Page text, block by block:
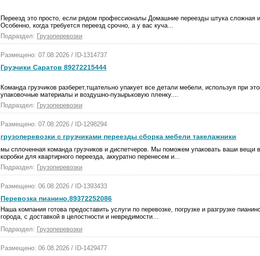
Переезд это просто, если рядом профессионалы Домашние переезды штука сложная
Особенно, когда требуется переезд срочно, а у вас куча...
Подраздел: Грузоперевозки
Размещено: 07.08.2026 / ID-1314737
Грузчики Саратов 89272215444
Команда грузчиков разберет,тщательно упакует все детали мебели, используя при
упаковочные материалы и воздушно-пузырьковую пленку....
Подраздел: Грузоперевозки
Размещено: 07.08.2026 / ID-1298294
грузоперевозки с грузчиками переезды сборка мебели такелажники
мы сплоченная команда грузчиков и диспетчеров. Мы поможем упаковать ваши вещи
коробки для квартирного переезда, аккуратно перенесем и...
Подраздел: Грузоперевозки
Размещено: 06.08.2026 / ID-1393433
Перевозка пианино.89372252086
Наша компания готова предоставить услуги по перевозке, погрузке и разгрузке
города, с доставкой в целостности и невредимости...
Подраздел: Грузоперевозки
Размещено: 06.08.2026 / ID-1429477